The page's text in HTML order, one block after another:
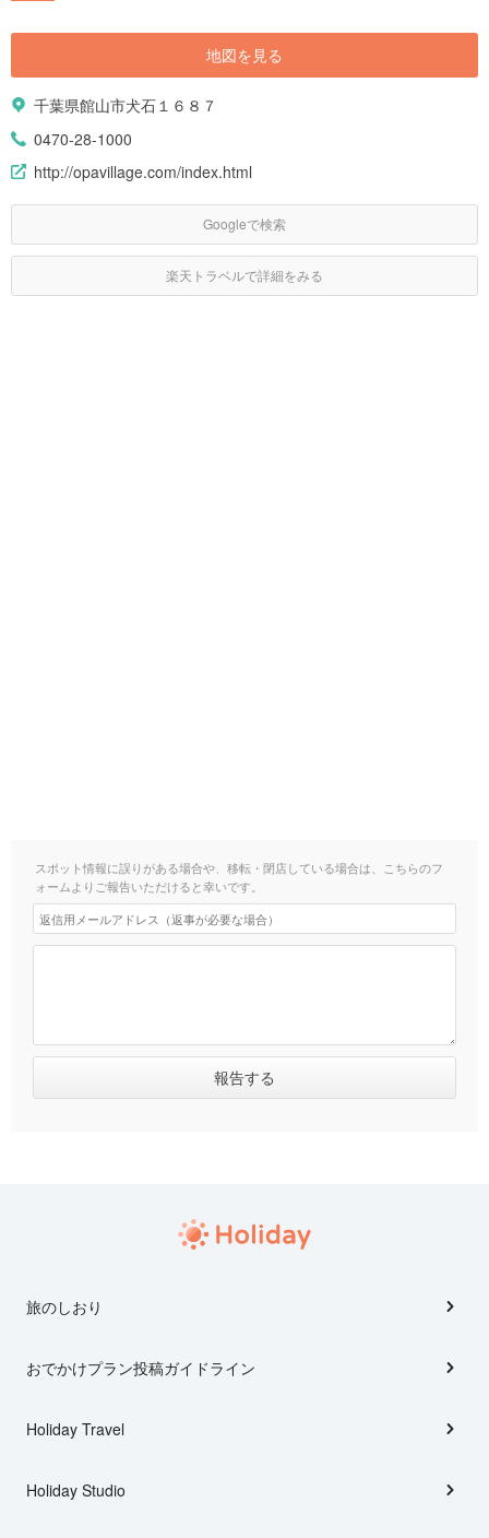
地図を見る
千葉県館山市犬石１６８７
0470-28-1000
http://opavillage.com/index.html
Googleで検索
楽天トラベルで詳細をみる
スポット情報に誤りがある場合や、移転・閉店している場合は、こちらのフ
ォームよりご報告いただけると幸いです。
旅のしおり
おでかけプラン投稿ガイドライン
Holiday Travel
Holiday Studio